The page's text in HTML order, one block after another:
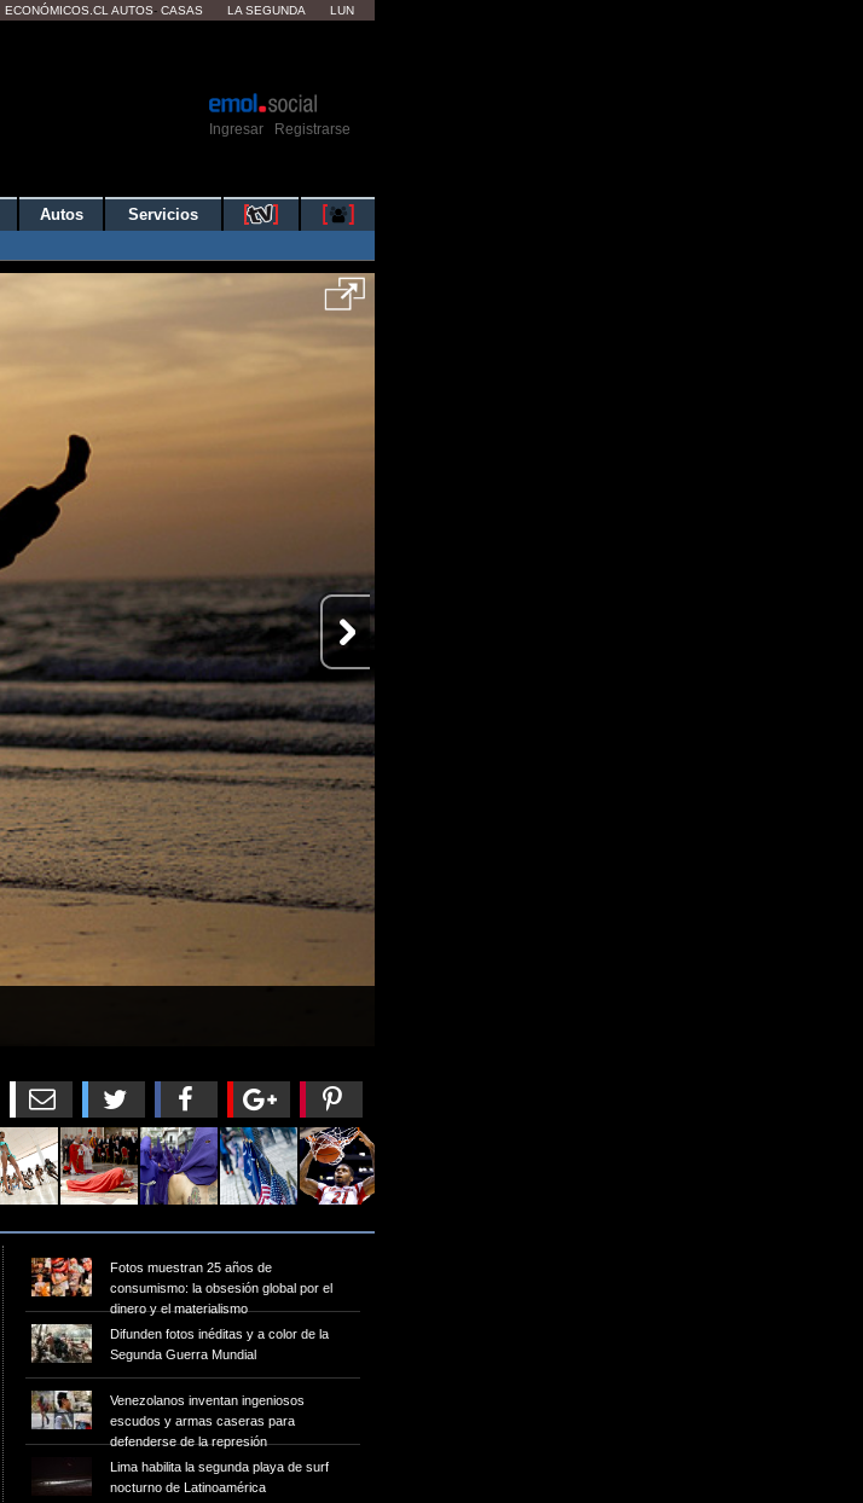
ECONÓMICOS.CL AUTOS- CASAS LA SEGUNDA LUN
Ingresar Registrarse
Autos Servicios
Fotos muestran 25 años de
consumismo: la obsesión global por el
dinero y el materialismo
Difunden fotos inéditas y a color de la
Segunda Guerra Mundial
Venezolanos inventan ingeniosos
escudos y armas caseras para
defenderse de la represión
Lima habilita la segunda playa de surf
nocturno de Latinoamérica